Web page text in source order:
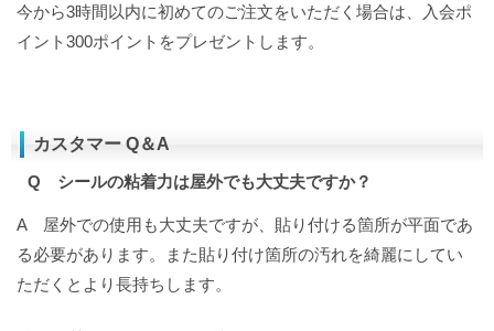
今から3時間以内に初めてのご注文をいただく場合は、入会ポ
イント300ポイントをプレゼントします。
カスタマー Q＆A
Q シールの粘着力は屋外でも大丈夫ですか？
A 屋外での使用も大丈夫ですが、貼り付ける箇所が平面であ
る必要があります。また貼り付け箇所の汚れを綺麗にしてい
ただくとより長持ちします。